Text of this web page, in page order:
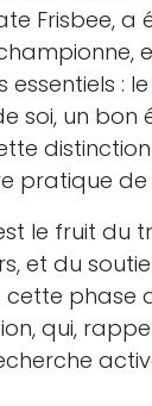
Frisbee,
essentiels :
soi, un
pratique de
le fruit du
et du
phase
qui,